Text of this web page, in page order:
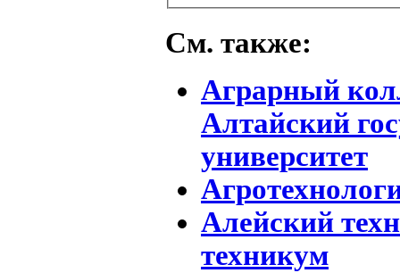
См. также:
Аграрный
Алтайский
университет
Алейский
техникум